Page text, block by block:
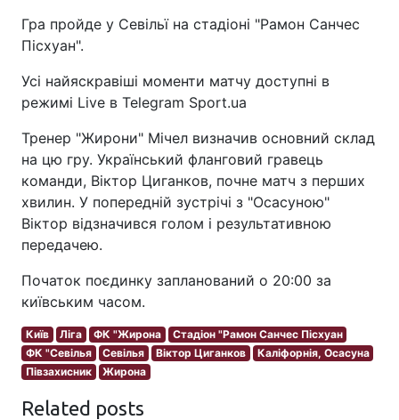
Гра пройде у Севільї на стадіоні "Рамон Санчес
Пісхуан".
Усі найяскравіші моменти матчу доступні в
режимі Live в Telegram Sport.ua
Тренер "Жирони" Мічел визначив основний склад
на цю гру. Український фланговий гравець
команди, Віктор Циганков, почне матч з перших
хвилин. У попередній зустрічі з "Осасуною"
Віктор відзначився голом і результативною
передачею.
Початок поєдинку запланований о 20:00 за
київським часом.
Київ Ліга ФК "Жирона
Стадіон "Рамон Санчес Пісхуан
ФК "Севілья
Севілья Віктор Циганков
Каліфорнія, Осасуна
Півзахисник
Жирона
Related posts